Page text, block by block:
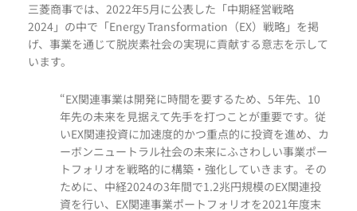
三菱商事では、2022年5月に公表した「中期経営戦略
2024」の中で「Energy Transformation（EX）戦略」を掲
げ、事業を通じて脱炭素社会の実現に貢献する意志を示して
います。
“EX関連事業は開発に時間を要するため、5年先、10
年先の未来を見据えて先手を打つことが重要です。従
いEX関連投資に加速度的かつ重点的に投資を進め、カ
ーボンニュートラル社会の未来にふさわしい事業ポー
トフォリオを戦略的に構築・強化していきます。その
ために、中経2024の3年間で1.2兆円規模のEX関連投
資を行い、EX関連事業ポートフォリオを2021年度末